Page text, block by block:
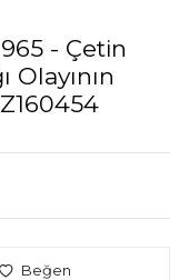
- Çetin
Olayının
Beğen